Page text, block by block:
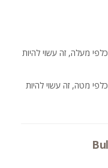
כאשר ה-BPI חוצה את ה-50% כלפי מעלה, זה עשוי להיות
כאשר ה-BPI חוצה את ה-50% כלפי מטה, זה עשוי להיות